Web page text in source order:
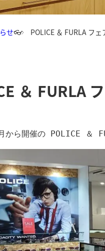
せ👓 POLICE ＆ FURLA フ
＆ FURLA